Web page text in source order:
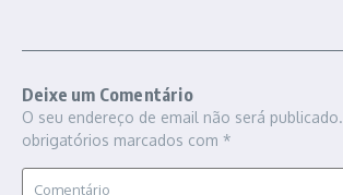
Deixe um Comentário
O seu endereço de email não será publicado.
obrigatórios marcados com *